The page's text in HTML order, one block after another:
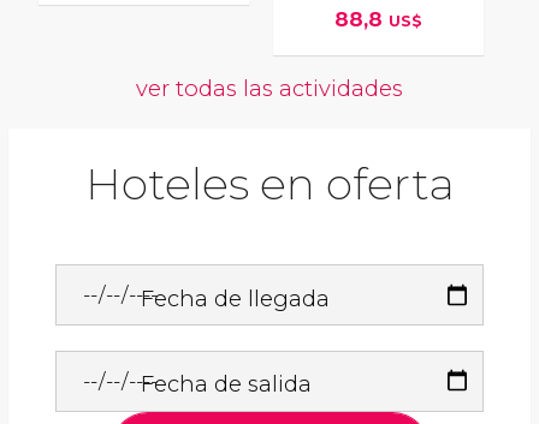
88,8 US$
ver todas las actividades
Hoteles en oferta
Fecha de llegada
Fecha de salida